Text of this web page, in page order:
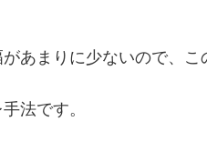
あまりに少ないので、こ
法です。